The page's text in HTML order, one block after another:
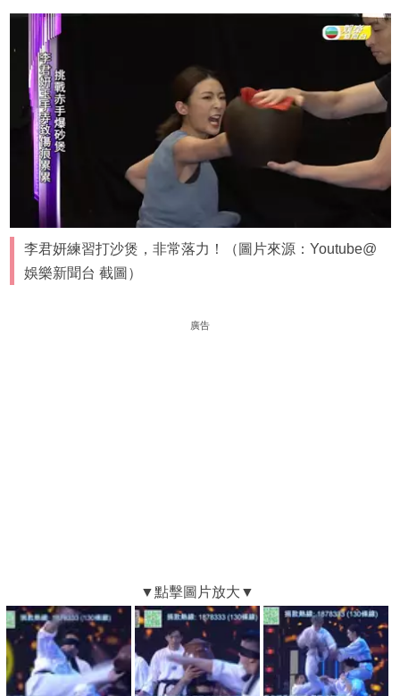
李君妍練習打沙煲，非常落力！（圖片來源：Youtube@
娛樂新聞台 截圖）
廣告